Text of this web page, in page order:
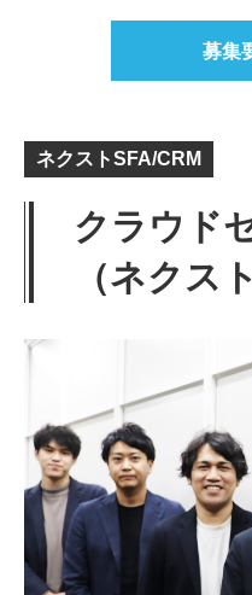
募集
ネクストSFA/CRM
クラウド
（ネクス